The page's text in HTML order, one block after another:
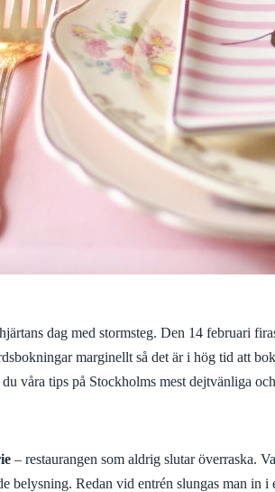
dag med stormsteg. Den 14 februari
marginellt så det är i hög tid att
våra tips på Stockholms mest dejtvänliga
– restaurangen som aldrig slutar överraska.
belysning. Redan vid entrén slungas man